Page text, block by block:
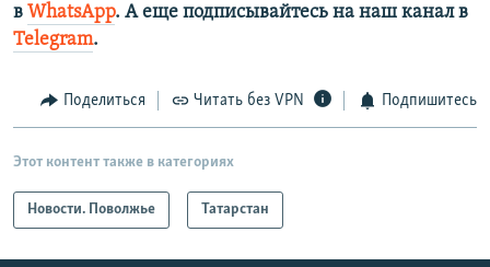
в WhatsApp. А еще подписывайтесь на наш канал в
Telegram.
Поделиться Читать без VPN Подпишитесь
Этот контент также в категориях
Новости. Поволжье Татарстан